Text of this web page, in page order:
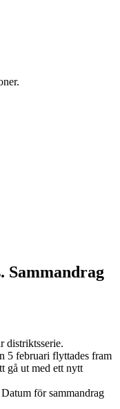
Sammandrag
distriktsserie.
5 februari flyttades fram
gå ut med ett nytt
för sammandrag